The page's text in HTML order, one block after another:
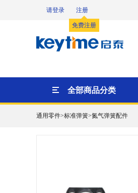
请登录 注册
免费注册
全部商品分类
通用零件>标准弹簧>氮气弹簧配件